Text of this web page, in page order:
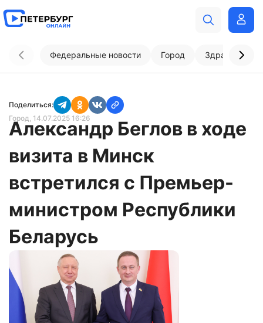
Федеральные новости Город
Поделиться:
Город, 14.07.2025 16:26
Александр Беглов в ходе
визита в Минск
встретился с Премьер-
министром Республики
Беларусь